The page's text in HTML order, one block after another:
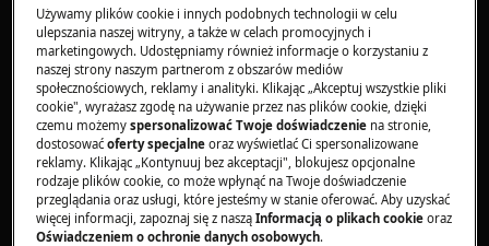
zawór dopływu wody. Następnieodłącz
urządzenie od zasilania.
Pozostawdrzwiczki zmywarki otwarte na
minimum 24 godziny, aby wnętrze mogło
całkowicie wyschnąć. Po tym czasie uruchom
ponownie urządzenie i sprawdź, czykomunikat
o błędzieorazalarm zabezpieczenia przed
zalaniemnie pojawiają się ponownie.
Używamy plików cookie i innych podobnych technologii w celu
ulepszania naszej witryny, a także w celach promocyjnych i
marketingowych. Udostępniamy również informacje o korzystaniu z
naszej strony naszym partnerom z obszarów mediów
społecznościowych, reklamy i analityki. Klikając „Akceptuj wszystkie pliki
cookie", wyrażasz zgodę na używanie przez nas plików cookie, dzięki
czemu możemyspersonalizować Twoje doświadczenie na stronie,
dostosowaćoferty specjalne oraz wyświetlać Ci spersonalizowane
reklamy. Klikając „Kontynuuj bez akceptacji", blokujesz opcjonalne
rodzaje plików cookie, co może wpłynąć na Twoje doświadczenie
przeglądania oraz usługi, które jesteśmy w stanie oferować. Aby uzyskać
więcej informacji, zapoznaj się z nasząInformacją o plikach cookie oraz
Oświadczeniem o ochronie danych osobowych.